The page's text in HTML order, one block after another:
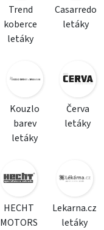
Trend
koberce
letáky
Casarredo
letáky
Kouzlo
barev
letáky
Červa
letáky
HECHT
MOTORS
Lekarna.cz
letáky